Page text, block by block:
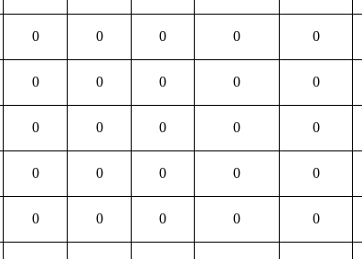
0 0 0 0 0
0 0 0 0 0
0 0 0 0 0
0 0 0 0 0
0 0 0 0 0